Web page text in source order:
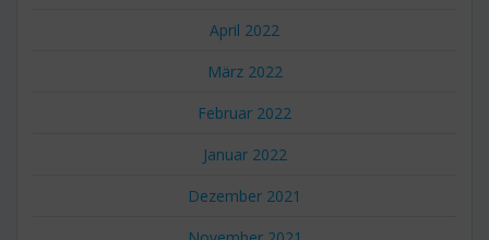
April 2022
März 2022
Februar 2022
Januar 2022
Dezember 2021